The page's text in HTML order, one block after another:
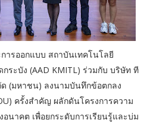
รออกแบบ สถาบันเทคโนโลยี
ระบัง (AAD KMITL) ร่วมกับ บริษัท ที
ด (มหาชน) ลงนามบันทึกข้อตกลง
ครั้งสำคัญ ผลักดันโครงการความ
นาคต เพื่อยกระดับการเรียนรู้และบ่ม